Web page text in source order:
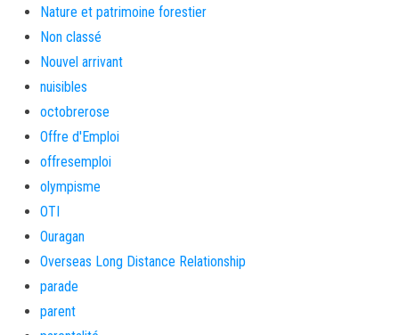
Nature et patrimoine forestier
Non classé
Nouvel arrivant
nuisibles
octobrerose
Offre d'Emploi
offresemploi
olympisme
OTI
Ouragan
Overseas Long Distance Relationship
parade
parent